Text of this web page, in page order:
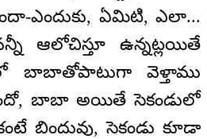
ఎందుకు, ఏమిటి, ఎలా...
ఆలోచిస్తూ ఉన్నట్లయితే
వెళ్తాము
బాబా అయితే సెకండులో
బిందువు, సెకండు కూడా